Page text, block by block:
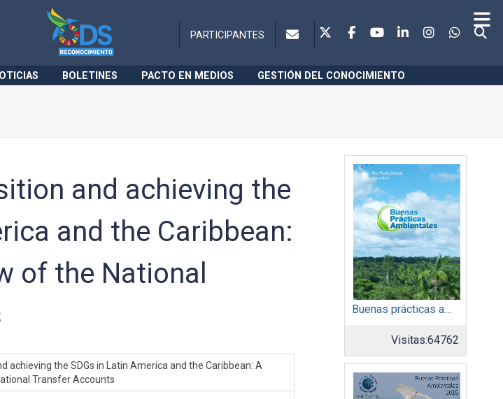
PARTICIPANTES
BOLETINES PACTO EN MEDIOS GESTIÓN DEL CONOCIMIENTO
and achieving the
and the Caribbean:
of the National
achieving the SDGs in Latin America and the Caribbean: A
Transfer Accounts
Buenas prácticas ambientales 2014
Visitas:64762